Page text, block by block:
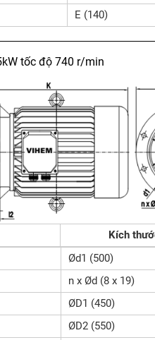
E (140)
tốc độ 740 r/min
Kích
Ød1 (500)
n x Ød (8 x 19)
ØD1 (450)
ØD2 (550)